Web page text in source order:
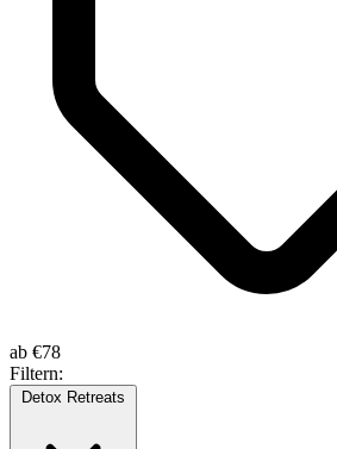
ab €78
Filtern:
Detox Retreats